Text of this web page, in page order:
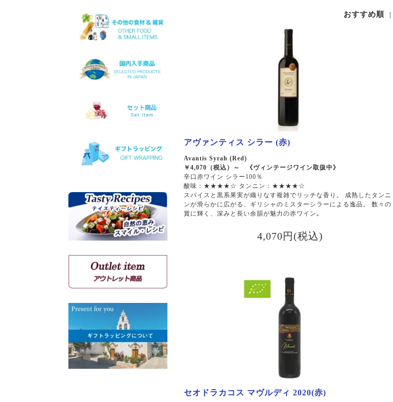
おすすめ順 |
アヴァンティス シラー (赤)
Avantis Syrah (Red)
￥4,070（税込）～ 《ヴィンテージワイン取扱中》
辛口赤ワイン シラー100％
酸味：★★★★☆ タンニン：★★★★☆
スパイスと黒系果実が織りなす複雑でリッチな香り。 成熟したタンニ
ンが滑らかに広がる、ギリシャのミスターシラーによる逸品。 数々の
賞に輝く、深みと長い余韻が魅力の赤ワイン｡
4,070円(税込)
セオドラカコス マヴルディ 2020(赤)
スラプサティリ
ヴィディアノ
カチャノ
ガイドゥリア
ホワイトマスカット
ヴィオニエ
ゲヴェルツトラミネール
ソーヴィニョン・ブラン
クシノマブロ
マヴロ クンドゥラ オブ キ
ミ
マヴルディ
マヴロダフニ
マンディラリ
リャティコ
ヴゾマト
マヴロトラガノ
リムニョナ